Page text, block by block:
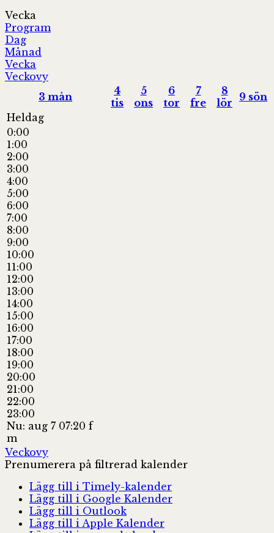
Vecka
Program
Dag
Månad
Vecka
Veckovy
3 mån
4
tis
5
ons
6
tor
7
fre
8
lör
9 sön
Heldag
0:00
1:00
2:00
3:00
4:00
5:00
6:00
7:00
8:00
9:00
10:00
11:00
12:00
13:00
14:00
15:00
16:00
17:00
18:00
19:00
20:00
21:00
22:00
23:00
Nu: aug 7 07:20 f
m
Veckovy
Prenumerera på filtrerad kalender
Lägg till i Timely-kalender
Lägg till i Google Kalender
Lägg till i Outlook
Lägg till i Apple Kalender